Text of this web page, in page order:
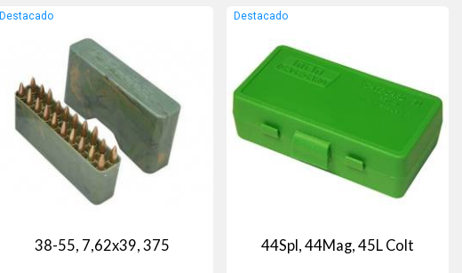
Destacado
38-55, 7,62x39, 375
Destacado
44Spl, 44Mag, 45L Colt